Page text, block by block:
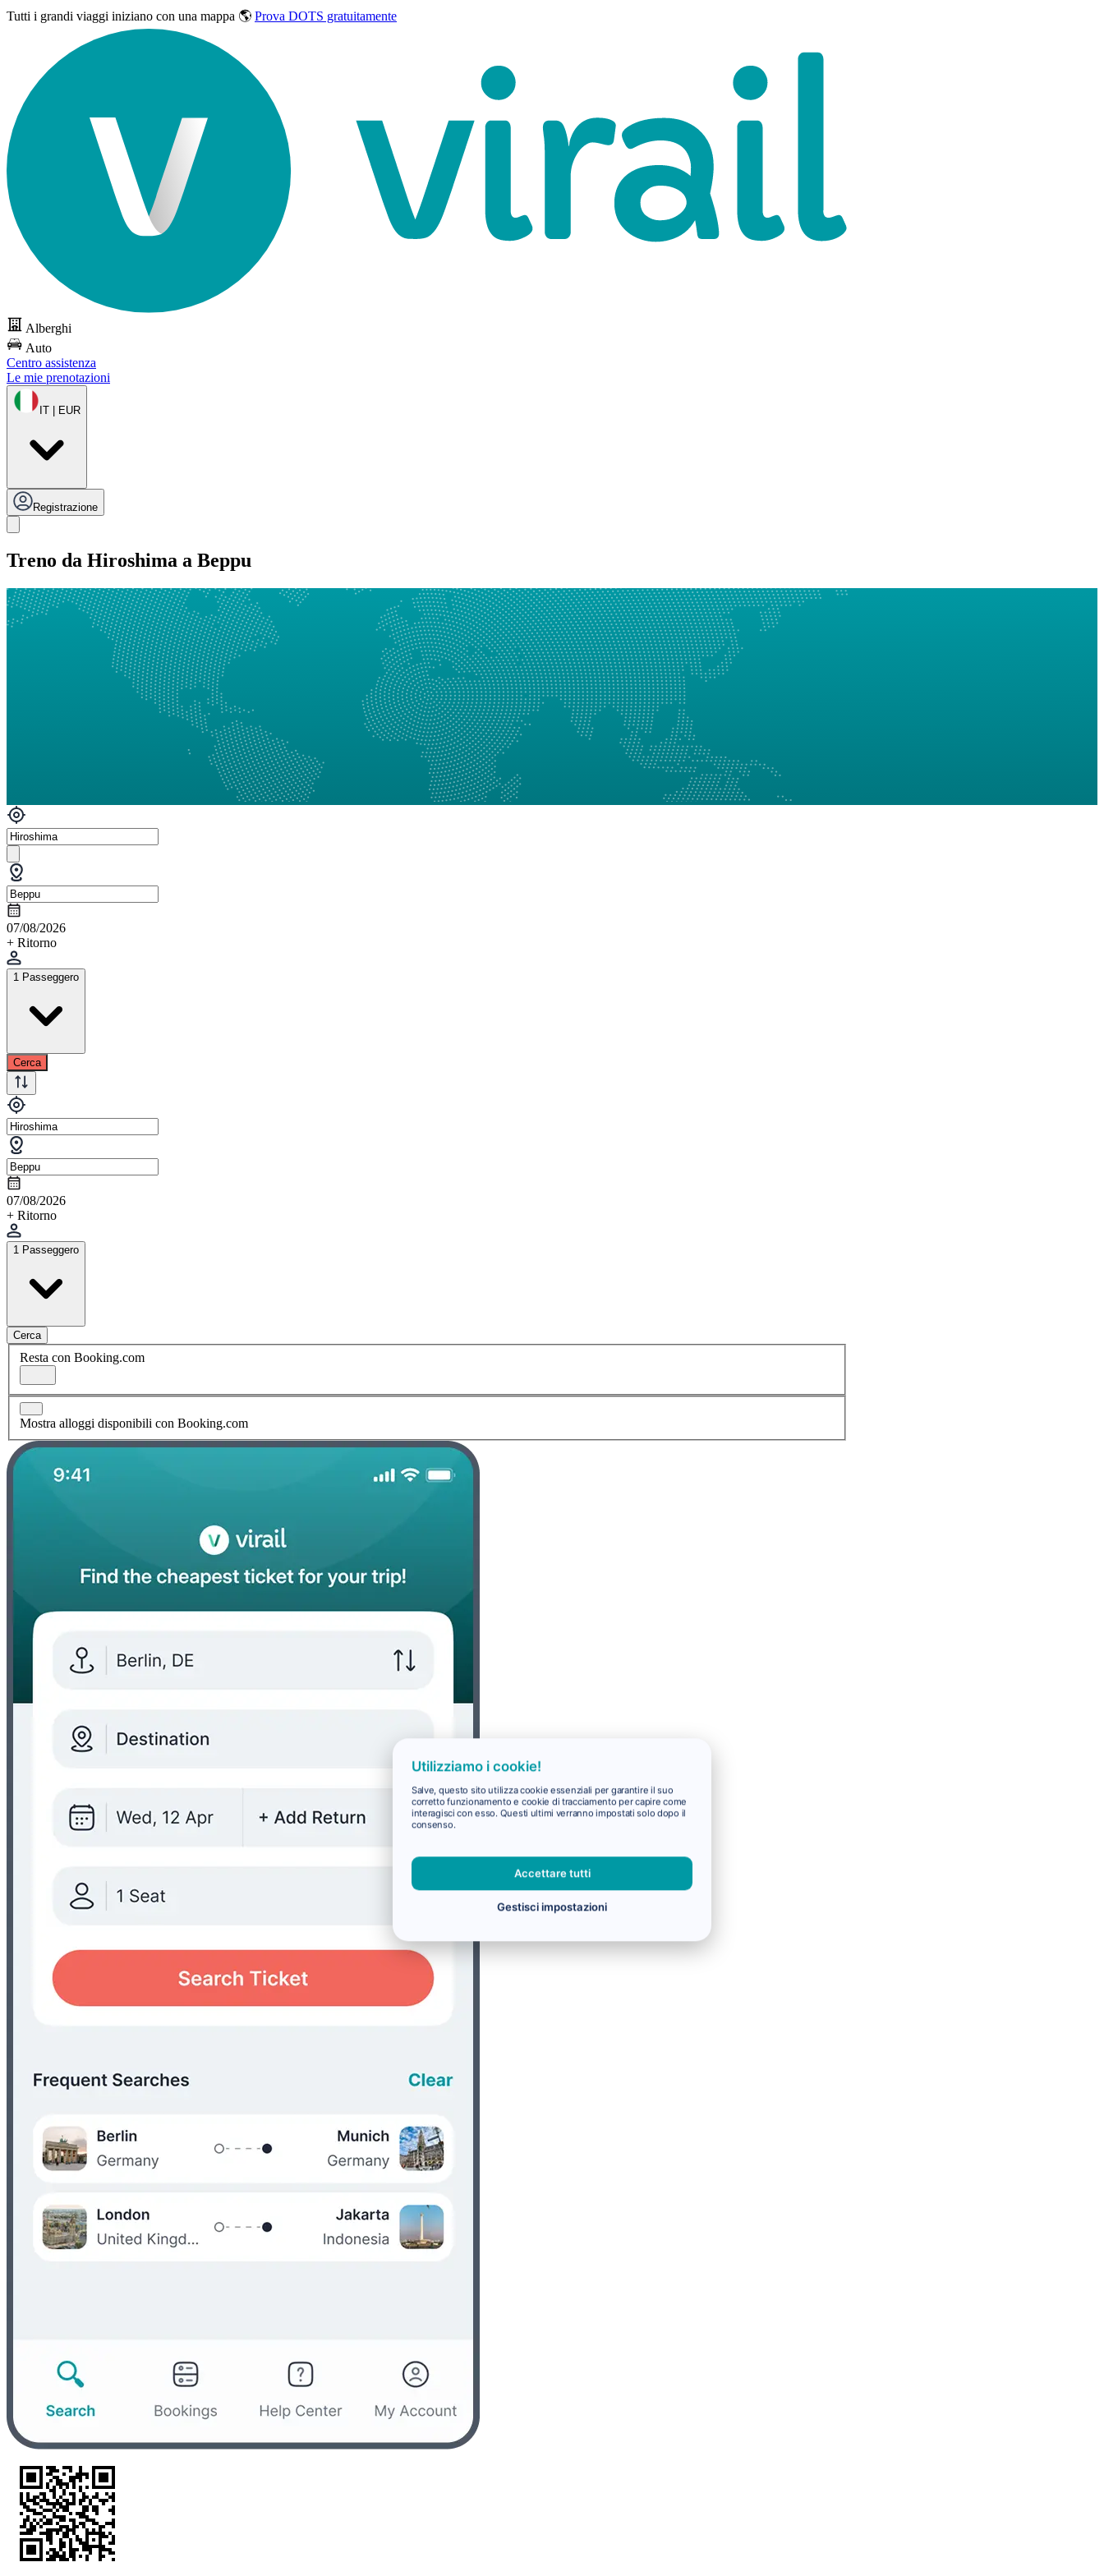
Tutti i grandi viaggi iniziano con una mappa 🌎 Prova DOTS gratuitamente
Alberghi
Auto
Centro assistenza
Le mie prenotazioni
IT | EUR
Registrazione
Treno da Hiroshima a Beppu
07/08/2026
+ Ritorno
1 Passeggero
Cerca
07/08/2026
+ Ritorno
1 Passeggero
Cerca
Resta con Booking.com
Mostra alloggi disponibili con Booking.com
Utilizziamo i cookie!
Salve, questo sito utilizza cookie essenziali per garantire il suo
corretto funzionamento e cookie di tracciamento per capire come
interagisci con esso. Questi ultimi verranno impostati solo dopo il
consenso.
Accettare tutti
Gestisci impostazioni